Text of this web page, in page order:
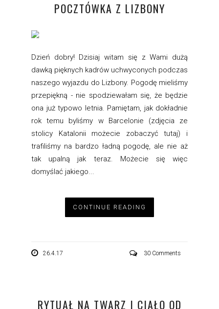
POCZTÓWKA Z LIZBONY
Dzień dobry! Dzisiaj witam się z Wami dużą
dawką pięknych kadrów uchwyconych podczas
naszego wyjazdu do Lizbony. Pogodę mieliśmy
przepiękną - nie spodziewałam się, że będzie
ona już typowo letnia. Pamiętam, jak dokładnie
rok temu byliśmy w Barcelonie (zdjęcia ze
stolicy Katalonii możecie zobaczyć tutaj) i
trafiliśmy na bardzo ładną pogodę, ale nie aż
tak upalną jak teraz. Możecie się więc
domyślać jakiego...
CONTINUE READING
26.4.17 30 Comments
RYTUAŁ NA TWARZ I CIAŁO OD